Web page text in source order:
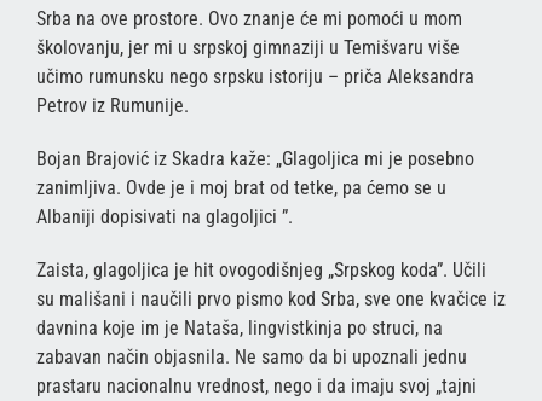
Srba na ove prostore. Ovo znanje će mi pomoći u mom
školovanju, jer mi u srpskoj gimnaziji u Temišvaru više
učimo rumunsku nego srpsku istoriju – priča Aleksandra
Petrov iz Rumunije.
Bojan Brajović iz Skadra kaže: „Glagoljica mi je posebno
zanimljiva. Ovde je i moj brat od tetke, pa ćemo se u
Albaniji dopisivati na glagoljici ”.
Zaista, glagoljica je hit ovogodišnjeg „Srpskog koda”. Učili
su mališani i naučili prvo pismo kod Srba, sve one kvačice iz
davnina koje im je Nataša, lingvistkinja po struci, na
zabavan način objasnila. Ne samo da bi upoznali jednu
prastaru nacionalnu vrednost, nego i da imaju svoj „tajni